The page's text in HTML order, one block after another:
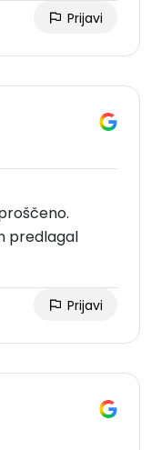
Prijavi
predlagal
Prijavi